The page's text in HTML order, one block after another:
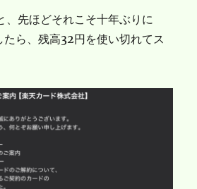
、先ほどそれこそ十年ぶりに
ら、残高32円を使い切れてス